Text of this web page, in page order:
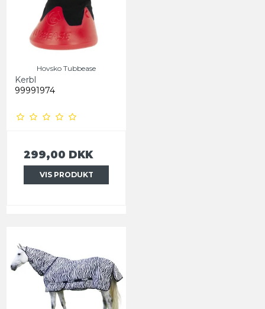
Hovsko Tubbease
Kerbl
99991974
299,00 DKK
VIS PRODUKT